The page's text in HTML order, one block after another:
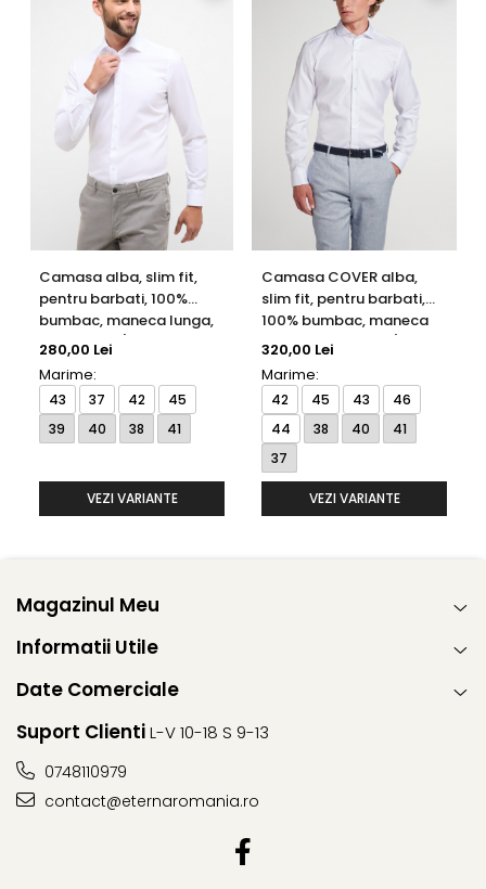
Camasa alba, slim fit,
pentru barbati, 100%
bumbac, maneca lunga,
model 1100/00 F170
280,00 Lei
Marime:
43 37 42
45
39
40 38 41
VEZI VARIANTE
Camasa COVER alba,
slim fit, pentru barbati,
100% bumbac, maneca
lunga, model 8817/00
320,00 Lei
Marime:
42 45 43
46
44
38 40
41
37
VEZI VARIANTE
Magazinul Meu
Informatii Utile
Date Comerciale
Suport ClientiL-V 10-18 S 9-13
0748110979
contact@eternaromania.ro